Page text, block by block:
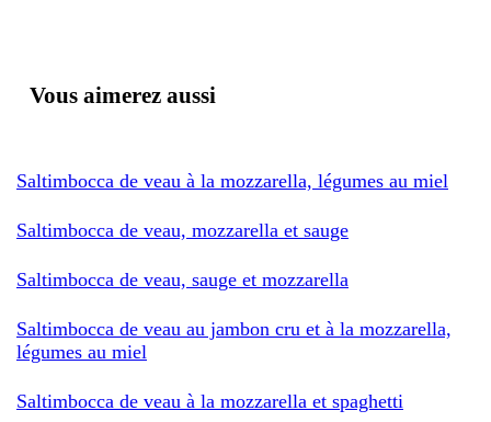
Vous aimerez aussi
Saltimbocca de veau à la mozzarella, légumes au miel
Saltimbocca de veau, mozzarella et sauge
Saltimbocca de veau, sauge et mozzarella
Saltimbocca de veau au jambon cru et à la mozzarella,
légumes au miel
Saltimbocca de veau à la mozzarella et spaghetti